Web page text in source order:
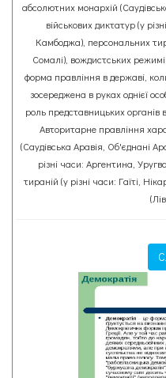
абсолютних монархій
військових диктатур (у
Камбоджа), персональних
Сомалі), вождистських
форма правління в державі,
зосереджена в руках однієї
роль представницьких органів
Авторитарне правління
(Саудівська Аравія, Об'єднані
різні часи: Аргентина,
тираній (у різні часи: Гаїті,